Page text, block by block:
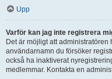
Upp
Varför kan jag inte registrera
Det är möjligt att
användarnamn du försöker
också ha inaktiverat
medlemmar. Kontakta en